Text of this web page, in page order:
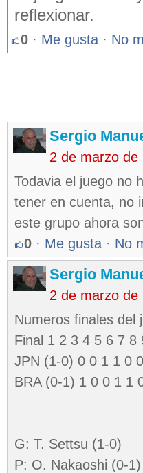
reflexionar.
0 · Me gusta · No
Sergio
2 de marzo de
Todavia el juego no
tener en cuenta, no
este grupo ahora
0 · Me gusta · No
Sergio
2 de marzo de
Numeros finales del
Final 1 2 3 4 5 6 7 8
JPN (1-0) 0 0 1 1 0
BRA (0-1) 1 0 0 1 1
G: T. Settsu (1-0)
P: O. Nakaoshi (0-1)